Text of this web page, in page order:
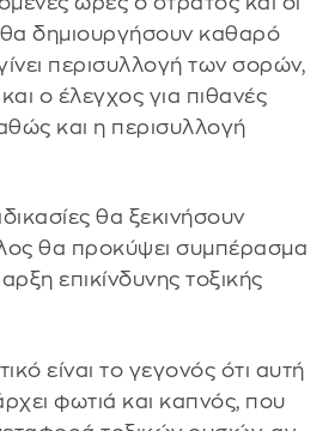
δημιουργήσουν καθαρό
περισυλλογή των σορών,
ο έλεγχος για πιθανές
και η περισυλλογή
θα ξεκινήσουν
θα προκύψει συμπέρασμα
επικίνδυνης τοξικής
είναι το γεγονός ότι αυτή
φωτιά και καπνός, που